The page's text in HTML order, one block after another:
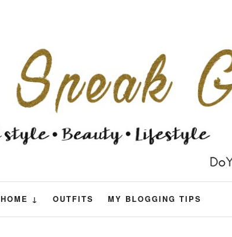
HOME ↓ OUTFITS MY BLOGGING TIPS